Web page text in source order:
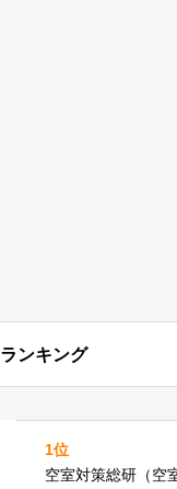
ランキング
1位
空室対策総研（空